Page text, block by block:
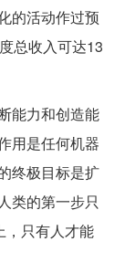
的活动作过预
总收入可达13
能力和创造能
用是任何机器
终极目标是扩
类的第一步只
，只有人才能